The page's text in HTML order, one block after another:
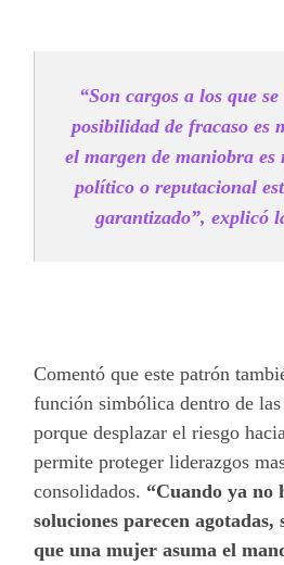
“Son cargos a los que
posibilidad de fracaso es
el margen de maniobra es
político o reputacional
garantizado”, explicó
Comentó que este patrón
función simbólica dentro de
porque desplazar el riesgo
permite proteger liderazgos
consolidados. “Cuando ya no
soluciones parecen agotadas,
que una mujer asuma el